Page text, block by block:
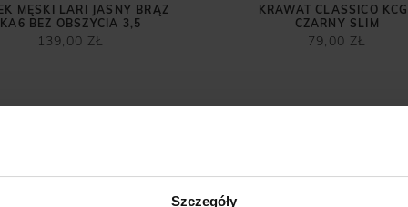
Szczegóły
MĘSKI LARI JASNY BRĄZ
KA6 BEZ OBSZYCIA 3,5
139,00 ZŁ
KRAWAT CLASSICO
CZARNY SLIM
79,00 ZŁ